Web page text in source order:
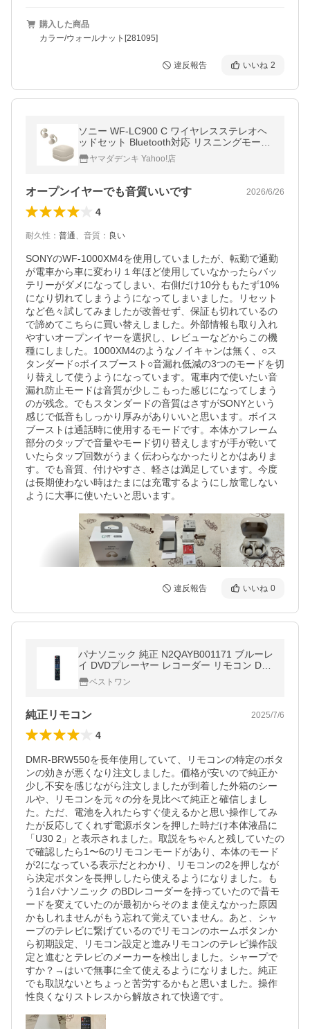
購入した商品
カラー/ウォールナット[281095]
違反報告 いいね 2
ソニー WF-LC900 C ワイヤレスステレオヘ
ッドセット Bluetooth対応 リスニングモード
切替 IPX4防水 グレージュ
ヤマダデンキ Yahoo!店
オープンイヤーでも音質いいです 2026/6/26
4
耐久性 ： 普通、 音質 ： 良い
SONYのWF-1000XM4を使用していましたが、転勤で通勤
が電車から車に変わり１年ほど使用していなかったらバッ
テリーがダメになってしまい、右側だけ10分ももたず10%
になり切れてしまうようになってしまいました。リセット
など色々試してみましたが改善せず、保証も切れているの
で諦めてこちらに買い替えしました。外部情報も取り入れ
やすいオープンイヤーを選択し、レビューなどからこの機
種にしました。1000XM4のようなノイキャンは無く、○ス
タンダード○ボイスブースト○音漏れ低減の3つのモードを切
り替えして使うようになっています。電車内で使いたい音
漏れ防止モードは音質が少しこもった感じになってしまう
のが残念。でもスタンダードの音質はさすがSONYという
感じで低音もしっかり厚みがありいいと思います。ボイス
ブーストは通話時に使用するモードです。本体かフレーム
部分のタップで音量やモード切り替えしますが手が乾いて
いたらタップ回数がうまく伝わらなかったりとかはありま
す。でも音質、付けやすさ、軽さは満足しています。今度
は長期使わない時はたまには充電するようにし放電しない
ように大事に使いたいと思います。
違反報告 いいね 0
パナソニック 純正 N2QAYB001171 ブルーレ
イ DVDプレーヤー レコーダー リモコン DIG
A ディーガ Panasonic
ベストワン
純正リモコン 2025/7/6
4
DMR-BRW550を長年使用していて、リモコンの特定のボタ
ンの効きが悪くなり注文しました。価格が安いので純正か
少し不安を感じながら注文しましたが到着した外箱のシー
ルや、リモコンを元々の分を見比べて純正と確信しまし
た。ただ、電池を入れたらすぐ使えるかと思い操作してみ
たが反応してくれず電源ボタンを押した時だけ本体液晶に
「U30 2」と表示されました。取説をちゃんと残していたの
で確認したら1〜6のリモコンモードがあり、本体のモード
が2になっている表示だとわかり、リモコンの2を押しなが
ら決定ボタンを長押ししたら使えるようになりました。も
う1台パナソニック のBDレコーダーを持っていたので昔モ
ードを変えていたのが最初からそのまま使えなかった原因
かもしれませんがもう忘れて覚えていません。あと、シャ
ープのテレビに繋げているのでリモコンのホームボタンか
ら初期設定、リモコン設定と進みリモコンのテレビ操作設
定と進むとテレビのメーカーを検出しました。シャープで
すか？→はいで無事に全て使えるようになりました。純正
でも取説ないとちょっと苦労するかもと思いました。操作
性良くなりストレスから解放されて快適です。